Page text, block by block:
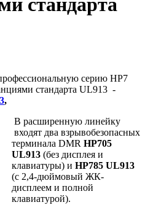
стандарта
серию HP7
стандарта UL913 -
,
В расширенную линейку
входят два взрывобезопасных
терминала DMR HP705
UL913 (без дисплея и
клавиатуры) и HP785 UL913
(c 2,4-дюймовый ЖК-
дисплеем и полной
клавиатурой).